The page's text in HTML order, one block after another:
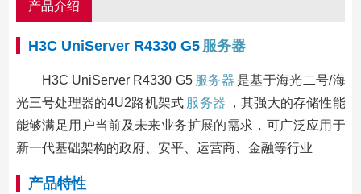
产品介绍
H3C UniServer R4330 G5 服务器
H3C UniServer R4330 G5 服务器 是基于海光二号/海
光三号处理器的4U2路机架式 服务器
，其强大的存储性能
能够满足用户当前及未来业务扩展的需求，可广泛应用于
新一代基础架构的政府、安平、运营商、金融等行业
产品特性